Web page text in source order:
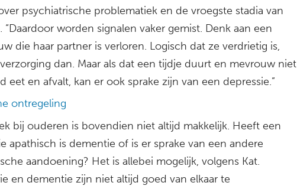
psychiatrische problematiek en de vroegste stadia van
“Daardoor worden signalen vaker gemist. Denk aan een
die haar partner is verloren. Logisch dat ze verdrietig is,
dan. Maar als dat een tijdje duurt en mevrouw niet
eet en afvalt, kan er ook sprake zijn van een depressie.”
ontregeling
bij ouderen is bovendien niet altijd makkelijk. Heeft een
apathisch is dementie of is er sprake van een andere
aandoening? Het is allebei mogelijk, volgens Kat.
en dementie zijn niet altijd goed van elkaar te